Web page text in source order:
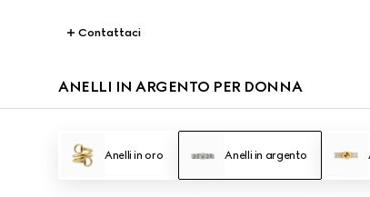
Contattaci
ANELLI IN ARGENTO PER DONNA
Anelli in oro Anelli in argento